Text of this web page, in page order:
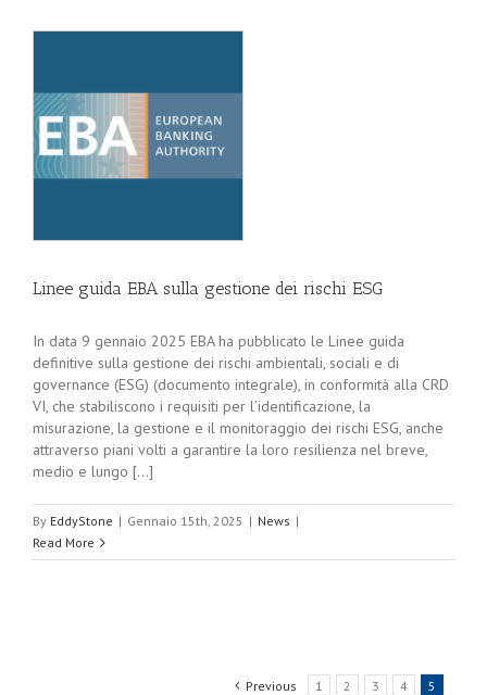
Linee guida EBA sulla gestione dei rischi ESG
In data 9 gennaio 2025 EBA ha pubblicato le Linee guida
definitive sulla gestione dei rischi ambientali, sociali e di
governance (ESG) (documento integrale), in conformità alla CRD
VI, che stabiliscono i requisiti per l’identificazione, la
misurazione, la gestione e il monitoraggio dei rischi ESG, anche
attraverso piani volti a garantire la loro resilienza nel breve,
medio e lungo [...]
By EddyStone | Gennaio 15th, 2025 | News |
Read More
Previous 1 2 3 4 5